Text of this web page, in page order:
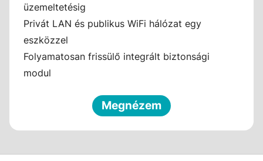
üzemeltetésig
Privát LAN és publikus WiFi hálózat egy
eszközzel
Folyamatosan frissülő integrált biztonsági
modul
Megnézem